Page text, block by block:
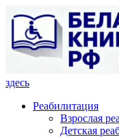
здесь
Реабилитация
Взрослая
Детская